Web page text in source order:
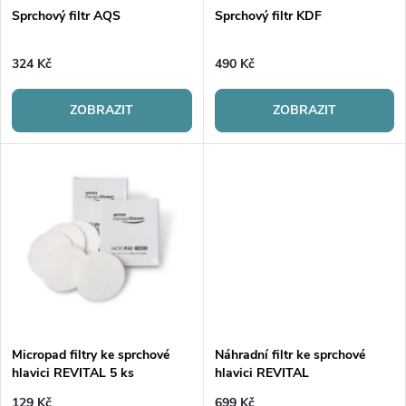
p
r
o
k
ů
p
r
o
ů
Sprchový filtr AQS
324 Kč
ZOBRAZIT
Sprchový filtr KDF
490 Kč
ZOBRAZIT
Micropad filtry ke sprchové
hlavici REVITAL 5 ks
Náhradní filtr ke sprchové
hlavici REVITAL